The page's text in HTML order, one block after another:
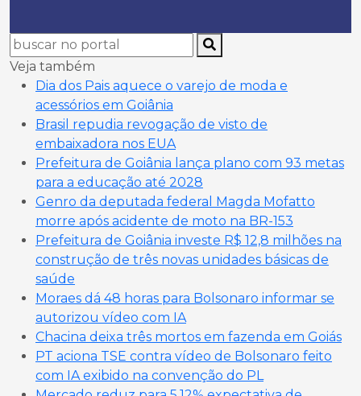
Veja também
Dia dos Pais aquece o varejo de moda e
acessórios em Goiânia
Brasil repudia revogação de visto de
embaixadora nos EUA
Prefeitura de Goiânia lança plano com 93 metas
para a educação até 2028
Genro da deputada federal Magda Mofatto
morre após acidente de moto na BR-153
Prefeitura de Goiânia investe R$ 12,8 milhões na
construção de três novas unidades básicas de
saúde
Moraes dá 48 horas para Bolsonaro informar se
autorizou vídeo com IA
Chacina deixa três mortos em fazenda em Goiás
PT aciona TSE contra vídeo de Bolsonaro feito
com IA exibido na convenção do PL